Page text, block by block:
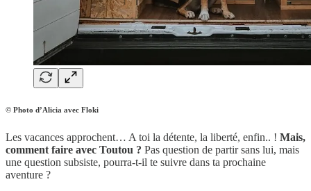
© Photo d’Alicia avec Floki
Les vacances approchent… A toi la détente, la liberté, enfin.. ! Mais,
comment faire avec Toutou ? Pas question de partir sans lui, mais
une question subsiste, pourra-t-il te suivre dans ta prochaine
aventure ?